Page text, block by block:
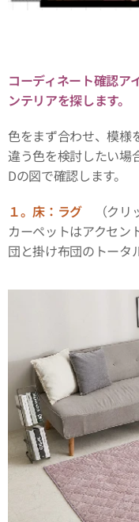
コーディネート確認ア
ンテリアを探します。
色をまず合わせ、模様
違う色を検討したい場
Dの図で確認します。
１。床：ラグ （クリ
カーペットはアクセン
団と掛け布団のトータ